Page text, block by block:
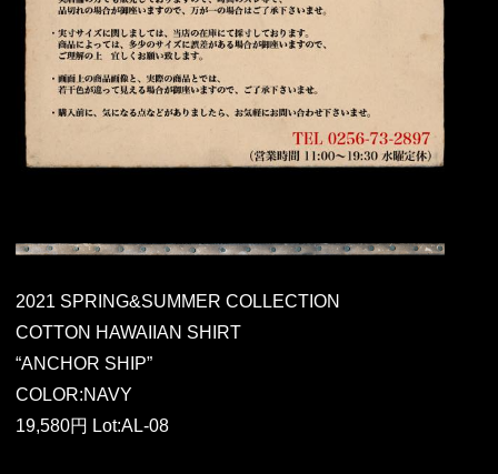
2021 SPRING&SUMMER COLLECTION
COTTON HAWAIIAN SHIRT
“ANCHOR SHIP”
COLOR:NAVY
19,580円 Lot:AL-08